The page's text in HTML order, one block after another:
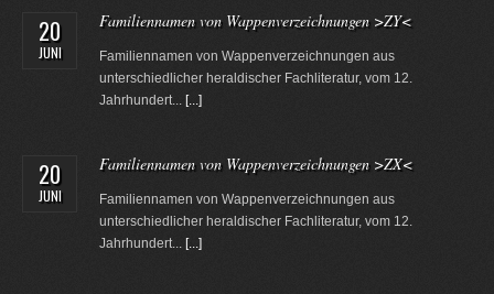
20
JUNI
Familiennamen von Wappenverzeichnungen >ZY<
Familiennamen von Wappenverzeichnungen aus
unterschiedlicher heraldischer Fachliteratur, vom 12.
Jahrhundert... [...]
20
JUNI
Familiennamen von Wappenverzeichnungen >ZX<
Familiennamen von Wappenverzeichnungen aus
unterschiedlicher heraldischer Fachliteratur, vom 12.
Jahrhundert... [...]